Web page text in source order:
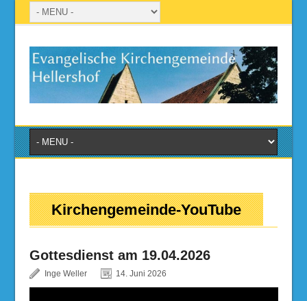
Kirchengemeinde-YouTube
Gottesdienst am 19.04.2026
Inge Weller 14. Juni 2026